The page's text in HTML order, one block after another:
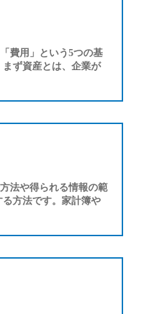
費用」という5つの基
ず資産とは、企業が
法や得られる情報の範
方法です。家計簿や